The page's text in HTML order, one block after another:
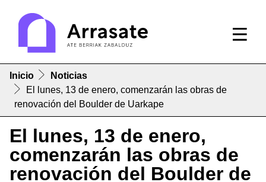
Inicio
Noticias
El lunes, 13 de enero, comenzarán las obras de
renovación del Boulder de Uarkape
El lunes, 13 de enero,
comenzarán las obras de
renovación del Boulder de